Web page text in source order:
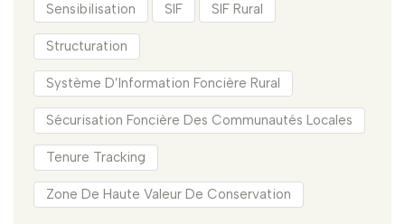
Sensibilisation SIF SIF Rural
Structuration
Système D’Information Foncière Rural
Sécurisation Foncière Des Communautés Locales
Tenure Tracking
Zone De Haute Valeur De Conservation